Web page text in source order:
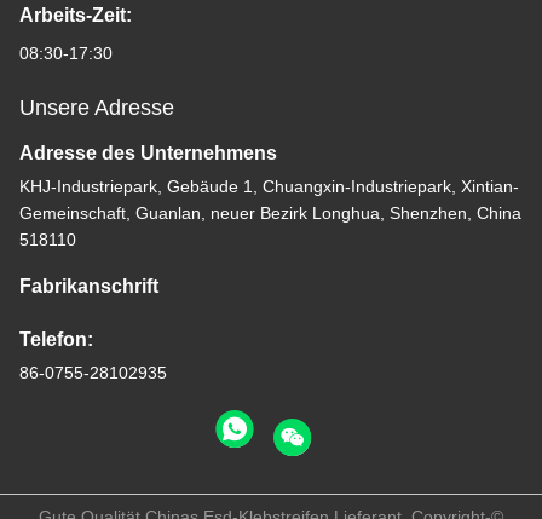
Arbeits-Zeit:
08:30-17:30
Unsere Adresse
Adresse des Unternehmens
KHJ-Industriepark, Gebäude 1, Chuangxin-Industriepark, Xintian-
Gemeinschaft, Guanlan, neuer Bezirk Longhua, Shenzhen, China
518110
Fabrikanschrift
Telefon:
86-0755-28102935